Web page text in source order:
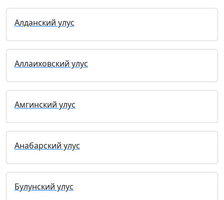
Алданский улус
Аллаиховский улус
Амгинский улус
Анабарский улус
Булунский улус